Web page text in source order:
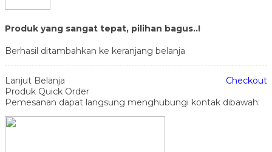
Produk yang sangat tepat, pilihan bagus..!
Berhasil ditambahkan ke keranjang belanja
Lanjut Belanja
Checkout
Produk Quick Order
Pemesanan dapat langsung menghubungi kontak dibawah: